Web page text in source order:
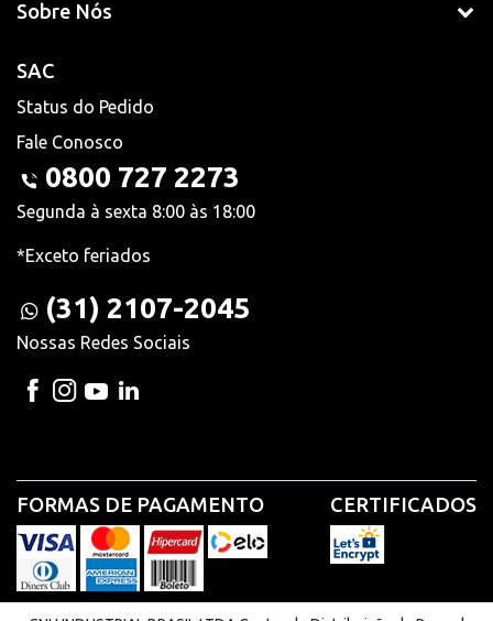
Sobre Nós
SAC
Status do Pedido
Fale Conosco
0800 727 2273
Segunda à sexta 8:00 às 18:00
*Exceto feriados
(31) 2107-2045
Nossas Redes Sociais
FORMAS DE PAGAMENTO CERTIFICADOS